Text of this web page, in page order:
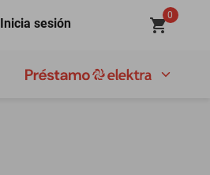
Inicia sesión
0